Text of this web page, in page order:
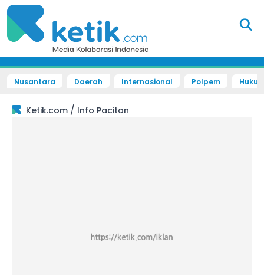
Nusantara Daerah Internasional Polpem
Ketik.com / Info Pacitan